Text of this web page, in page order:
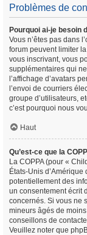
Problèmes de
Pourquoi ai-je besoin
Vous n’êtes pas dans
forum peuvent limiter
vous inscrivant, vous
supplémentaires qui
l’affichage d’avatars
l’envoi de courriers
groupe d’utilisateurs,
c’est pourquoi nous
Haut
Qu’est-ce que la
La COPPA (pour «
États-Unis
potentiellement des
un consentement écrit
concernés. Si vous ne
mineurs âgés de
conseillons de
Veuillez noter que